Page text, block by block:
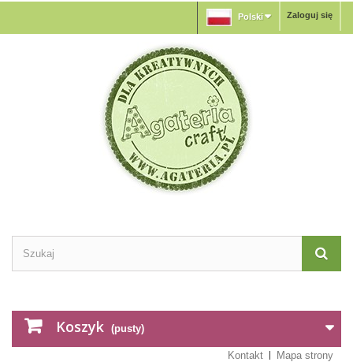
Zaloguj się
Polski
Koszyk (pusty)
Kontakt Mapa strony